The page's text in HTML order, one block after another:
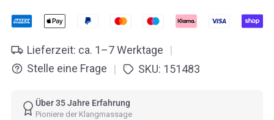
Lieferzeit: ca. 1–7 Werktage
|
Stelle eine Frage
| SKU: 151483
Über 35 Jahre Erfahrung
Pioniere der Klangmassage